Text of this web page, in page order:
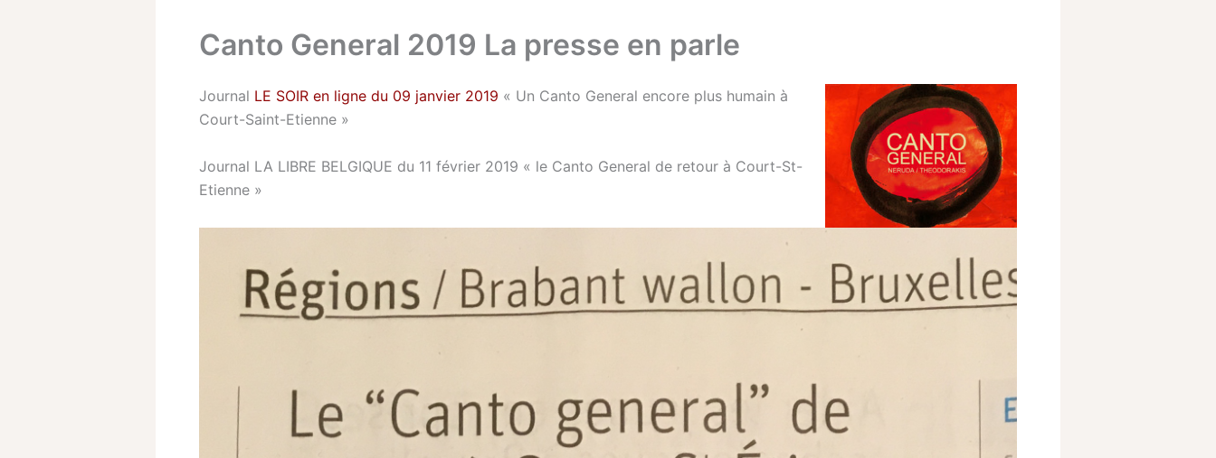
Canto General 2019 La presse en parle
Journal LE SOIR en ligne du 09 janvier 2019 « Un Canto General encore plus humain à
Court-Saint-Etienne »
Journal LA LIBRE BELGIQUE du 11 février 2019 « le Canto General de retour à Court-St-
Etienne »